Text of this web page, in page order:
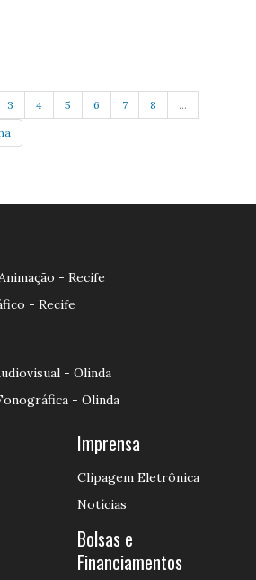
3 4 5 6 7 8 ...
- Recife
- Recife
- Olinda
- Olinda
Imprensa
Clipagem Eletrônica
Notícias
Bolsas e
Financiamentos